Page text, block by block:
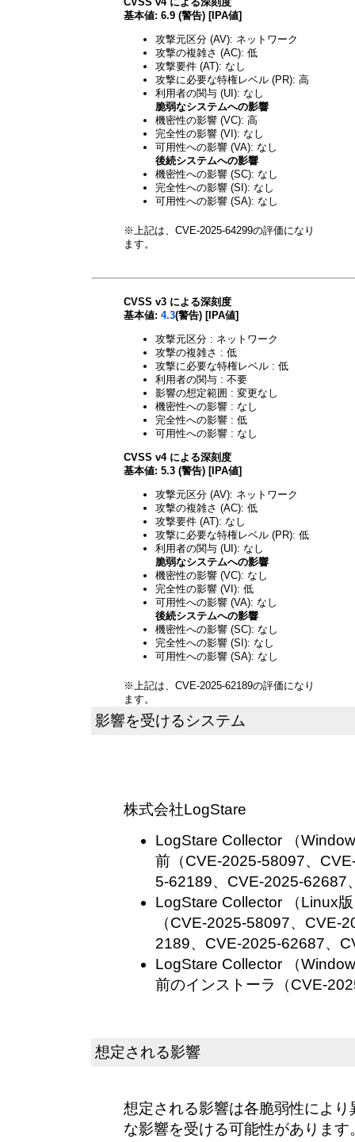
基本値: 6.9 (警告) [IPA値]
攻撃元区分 (AV): ネットワーク
攻撃の複雑さ (AC): 低
攻撃要件 (AT): なし
攻撃に必要な特権レベル (PR): 高
利用者の関与 (UI): なし
脆弱なシステムへの影響
機密性の影響 (VC): 高
完全性の影響 (VI): なし
可用性への影響 (VA): なし
後続システムへの影響
機密性への影響 (SC): なし
完全性への影響 (SI): なし
可用性への影響 (SA): なし
※上記は、CVE-2025-64299の評価になり
ます。
CVSS v3 による深刻度
基本値: 4.3(警告) [IPA値]
攻撃元区分 : ネットワーク
攻撃の複雑さ : 低
攻撃に必要な特権レベル : 低
利用者の関与 : 不要
影響の想定範囲 : 変更なし
機密性への影響 : なし
完全性への影響 : 低
可用性への影響 : なし
CVSS v4 による深刻度
基本値: 5.3 (警告) [IPA値]
攻撃元区分 (AV): ネットワーク
攻撃の複雑さ (AC): 低
攻撃要件 (AT): なし
攻撃に必要な特権レベル (PR): 低
利用者の関与 (UI): なし
脆弱なシステムへの影響
機密性の影響 (VC): なし
完全性の影響 (VI): 低
可用性への影響 (VA): なし
後続システムへの影響
機密性への影響 (SC): なし
完全性への影響 (SI): なし
可用性への影響 (SA): なし
※上記は、CVE-2025-62189の評価になり
ます。
影響を受けるシステム
株式会社LogStare
LogStare Collector （
前（CVE-2025-58097、
5-62189、CVE-2025-62687
LogStare Collector （Linux
（CVE-2025-58097、CVE-
2189、CVE-2025-62687、
LogStare Collector （
前のインストーラ（CVE-
想定される影響
想定される影響は各脆弱性によ
な影響を受ける可能性があります